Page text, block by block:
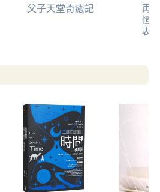
父子天堂奇癒記 再
恆
表